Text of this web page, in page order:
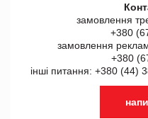
замовлення
+380
замовлення
+380
інші питання: +380 (44)